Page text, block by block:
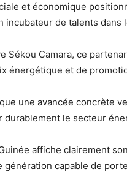
et économique
incubateur de talents dans
Sékou Camara, ce
énergétique et de
une avancée concrète
durablement le secteur
affiche clairement
génération capable de